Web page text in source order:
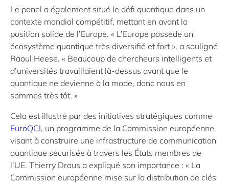
Le panel a également situé le défi quantique dans un
contexte mondial compétitif, mettant en avant la
position solide de l’Europe. « L’Europe possède un
écosystème quantique très diversifié et fort », a souligné
Raoul Heese. « Beaucoup de chercheurs intelligents et
d’universités travaillaient là-dessus avant que le
quantique ne devienne à la mode, donc nous en
sommes très tôt. »
Cela est illustré par des initiatives stratégiques comme
EuroQCI, un programme de la Commission européenne
visant à construire une infrastructure de communication
quantique sécurisée à travers les États membres de
l’UE. Thierry Draus a expliqué son importance : « La
Commission européenne mise sur la distribution de clés